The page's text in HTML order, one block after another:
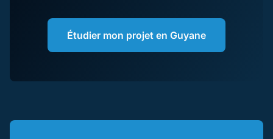
Étudier mon projet en Guyane